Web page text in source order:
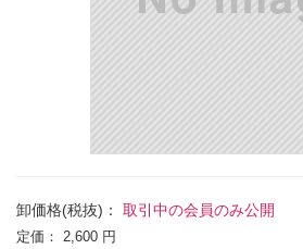
卸価格(税抜)： 取引中の会員のみ公開
定価： 2,600 円